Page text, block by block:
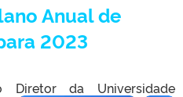
Anual de
2023
Diretor da Universidade